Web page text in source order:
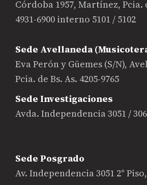
Córdoba 1957, Martínez, Pcia.
4931-6900 interno 5101 / 5102
Sede Avellaneda
Eva Perón y Güemes (S/N),
Pcia. de Bs. As. 4205-9765
Sede Investigaciones
Avda. Independencia 3051 /
Sede Posgrado
Av. Independencia 3051 2°